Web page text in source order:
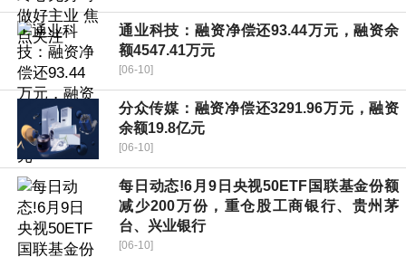
通业科技：融资净偿还93.44万元，融资余
额4547.41万元
[06-10]
分众传媒：融资净偿还3291.96万元，融资
余额19.8亿元
[06-10]
每日动态!6月9日央视50ETF国联基金份额
减少200万份，重仓股工商银行、贵州茅
台、兴业银行
[06-10]